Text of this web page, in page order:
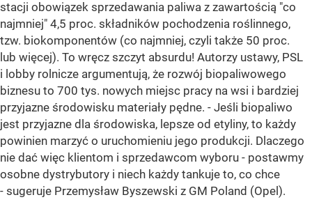
stacji obowiązek sprzedawania paliwa z zawartością "co
najmniej" 4,5 proc. składników pochodzenia roślinnego,
tzw. biokomponentów (co najmniej, czyli także 50 proc.
lub więcej). To wręcz szczyt absurdu! Autorzy ustawy, PSL
i lobby rolnicze argumentują, że rozwój biopaliwowego
biznesu to 700 tys. nowych miejsc pracy na wsi i bardziej
przyjazne środowisku materiały pędne. - Jeśli biopaliwo
jest przyjazne dla środowiska, lepsze od etyliny, to każdy
powinien marzyć o uruchomieniu jego produkcji. Dlaczego
nie dać więc klientom i sprzedawcom wyboru - postawmy
osobne dystrybutory i niech każdy tankuje to, co chce
- sugeruje Przemysław Byszewski z GM Poland (Opel).